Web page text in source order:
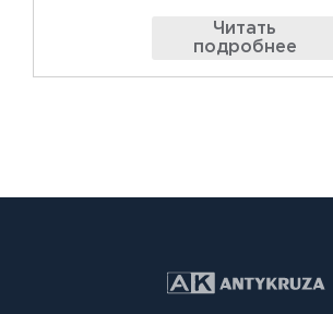
Читать
подробнее